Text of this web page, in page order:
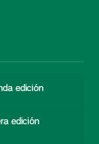
edición
edición